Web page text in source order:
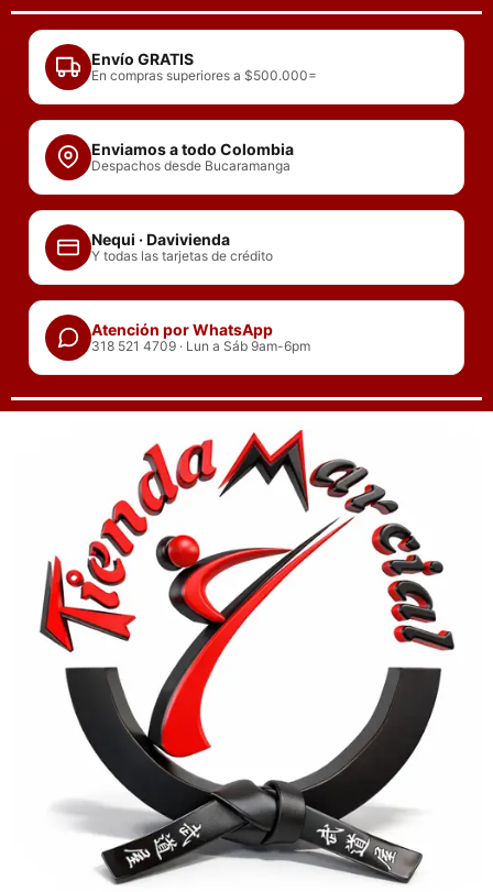
contenido
Envío GRATIS
En compras superiores a $500.000=
Enviamos a todo Colombia
Despachos desde Bucaramanga
Nequi · Davivienda
Y todas las tarjetas de crédito
Atención por WhatsApp
318 521 4709 · Lun a Sáb 9am-6pm